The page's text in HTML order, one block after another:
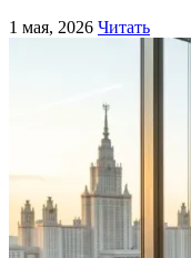
1 мая, 2026 Читать